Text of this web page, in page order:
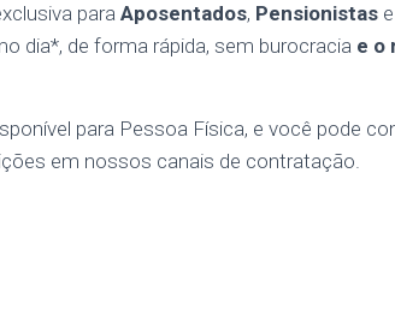
para Aposentados, Pensionistas e
dia*, de forma rápida, sem burocracia e o
para Pessoa Física, e você pode
em nossos canais de contratação.